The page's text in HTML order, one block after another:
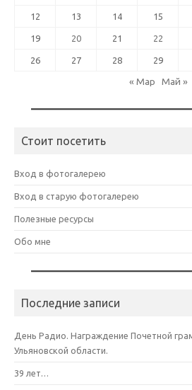
12 13 14 15
19 20 21 22
26 27 28 29
« Мар Май »
Стоит посетить
Вход в фотогалерею
Вход в старую фотогалерею
Полезные ресурсы
Обо мне
Последние записи
День Радио. Награждение Почетной
Ульяновской области.
39 лет…